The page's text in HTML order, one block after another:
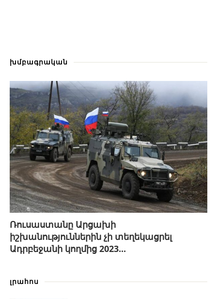
խմբագրական
Ռուսաստանը Արցախի
իշխանություններին չի տեղեկացրել
Ադրբեջանի կողմից 2023...
լրահոս